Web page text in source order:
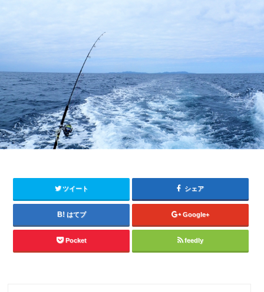
ツイート シェア
はてブ Google+
Pocket feedly